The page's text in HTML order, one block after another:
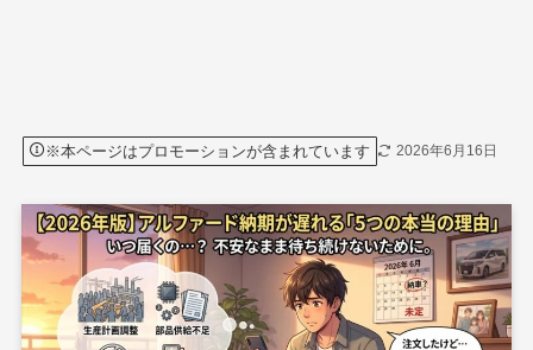
※本ページはプロモーションが含まれています 2026年6月16日